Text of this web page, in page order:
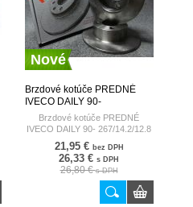
Nové
Brzdové kotúče PREDNÉ
IVECO DAILY 90-
267/14.2/12.8 HART
Brzdové kotúče PREDNÉ
IVECO DAILY 90- 267/14.2/12.8
21,95 € bez DPH
26,33 € s DPH
26,80 €s DPH